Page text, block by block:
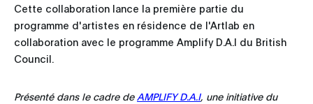
Cette collaboration lance la première partie du
programme d'artistes en résidence de l'Artlab en
collaboration avec le programme Amplify D.A.I du British
Council.
Présenté dans le cadre de AMPLIFY D.A.I, une initiative du